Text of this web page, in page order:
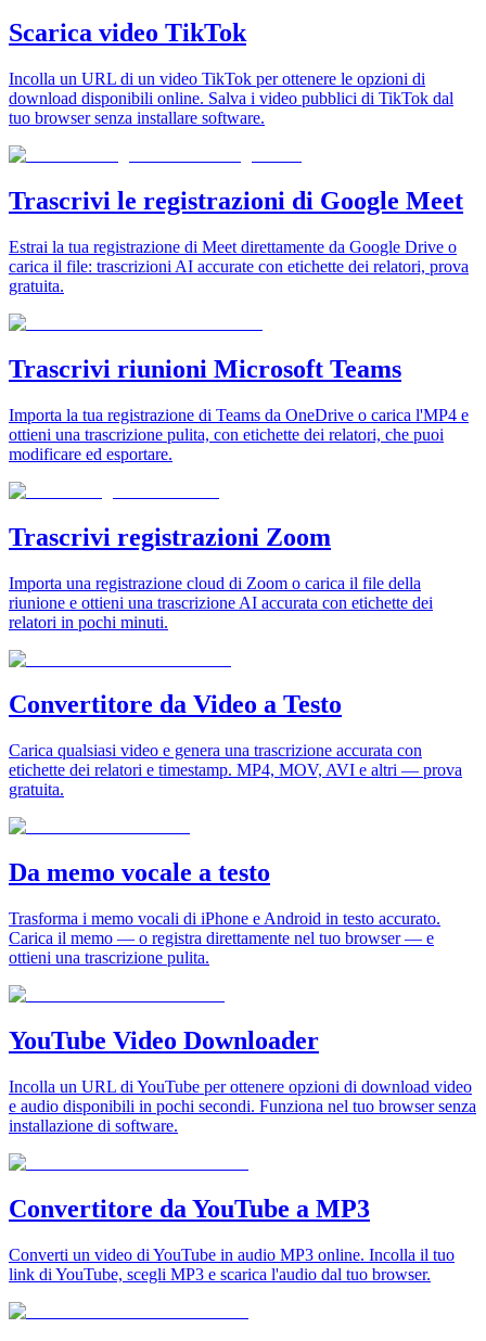
Scarica video TikTok
Incolla un URL di un video TikTok per ottenere le opzioni di
download disponibili online. Salva i video pubblici di TikTok dal
tuo browser senza installare software.
Trascrivi le registrazioni di Google Meet
Estrai la tua registrazione di Meet direttamente da Google Drive o
carica il file: trascrizioni AI accurate con etichette dei relatori, prova
gratuita.
Trascrivi riunioni Microsoft Teams
Importa la tua registrazione di Teams da OneDrive o carica l'MP4 e
ottieni una trascrizione pulita, con etichette dei relatori, che puoi
modificare ed esportare.
Trascrivi registrazioni Zoom
Importa una registrazione cloud di Zoom o carica il file della
riunione e ottieni una trascrizione AI accurata con etichette dei
relatori in pochi minuti.
Convertitore da Video a Testo
Carica qualsiasi video e genera una trascrizione accurata con
etichette dei relatori e timestamp. MP4, MOV, AVI e altri — prova
gratuita.
Da memo vocale a testo
Trasforma i memo vocali di iPhone e Android in testo accurato.
Carica il memo — o registra direttamente nel tuo browser — e
ottieni una trascrizione pulita.
YouTube Video Downloader
Incolla un URL di YouTube per ottenere opzioni di download video
e audio disponibili in pochi secondi. Funziona nel tuo browser senza
installazione di software.
Convertitore da YouTube a MP3
Converti un video di YouTube in audio MP3 online. Incolla il tuo
link di YouTube, scegli MP3 e scarica l'audio dal tuo browser.